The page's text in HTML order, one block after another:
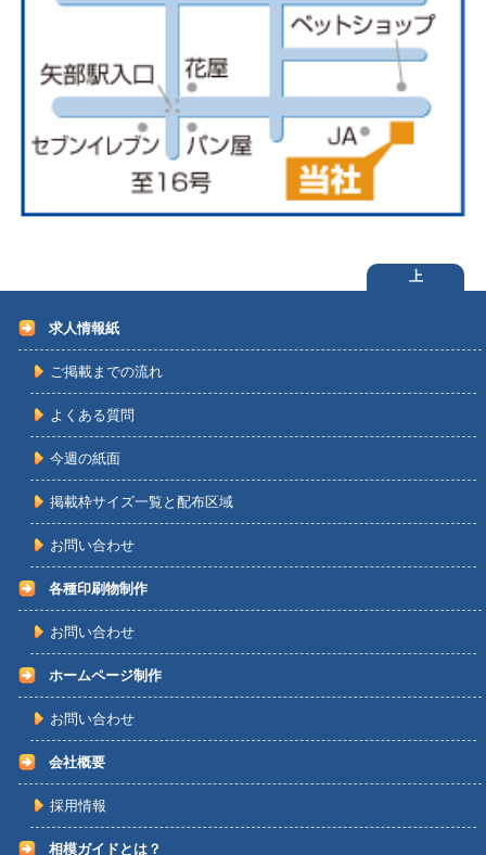
上
求人情報紙
ご掲載までの流れ
よくある質問
今週の紙面
掲載枠サイズ一覧と配布区域
お問い合わせ
各種印刷物制作
お問い合わせ
ホームページ制作
お問い合わせ
会社概要
採用情報
相模ガイドとは？